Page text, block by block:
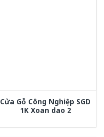
Cửa Gỗ Công Nghiệp SGD
1K Xoan dao 2